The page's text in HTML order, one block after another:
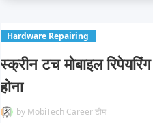
Hardware Repairing
स्क्रीन टच मोबाइल
होना
by MobiTech Career टीम